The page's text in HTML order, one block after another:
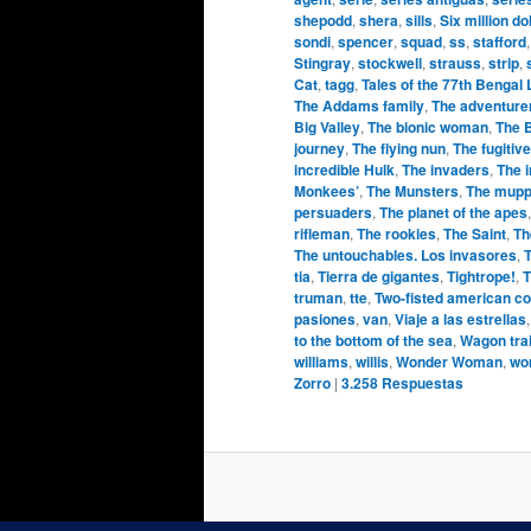
shepodd, shera, sills, Six million
sondi, spencer, squad, ss, stafford,
Stingray, stockwell, strauss, strip,
Cat, tagg, Tales of the 77th Bengal
The Addams family, The
Big Valley, The bionic woman, The
journey, The flying nun, The fugitive
incredible Hulk, The invaders, The
Monkees’, The Munsters, The
persuaders, The planet of the apes,
rifleman, The rookies, The Saint,
The untouchables. Los invasores,
tia, Tierra de gigantes, Tightrope!,
truman, tte, Two-fisted american
pasiones, van, Viaje a las estrellas,
to the bottom of the sea, Wagon
williams, willis, Wonder Woman,
Zorro | 3.258 Respuestas